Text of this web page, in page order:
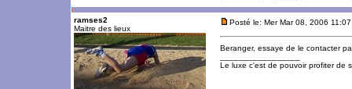
ramses2
Maitre des lieux
Posté le: Mer Mar 08, 2006
Beranger, essaye de le contacter
Le luxe c'est de pouvoir profiter de